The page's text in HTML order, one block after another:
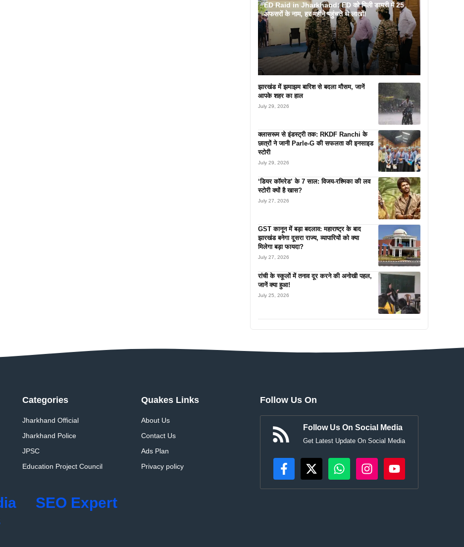
ED Raid in Jharkhand: ED को मिली डायरी में 25
अफसरों के नाम, हर महीने पहुंचते थे लाखों!
झारखंड में झमाझम बारिश से बदला मौसम, जानें
आपके शहर का हाल
July 29, 2026
क्लासरूम से इंडस्ट्री तक: RKDF Ranchi के
छात्रों ने जानी Parle-G की सफलता की इनसाइड
स्टोरी
July 29, 2026
‘डियर कॉमरेड’ के 7 साल: विजय-रश्मिका की लव
स्टोरी क्यों है खास?
July 27, 2026
GST कानून में बड़ा बदलाव: महाराष्ट्र के बाद
झारखंड बनेगा दूसरा राज्य, व्यापारियों को क्या
मिलेगा बड़ा फायदा?
July 27, 2026
रांची के स्कूलों में तनाव दूर करने की अनोखी पहल,
जानें क्या हुआ!
July 25, 2026
Categories
Jharkhand Official
Jharkhand Police
JPSC
Education Project Council
Quakes Links
About Us
Contact Us
Ads Plan
Privacy policy
Follow Us On
Follow Us On Social Media
Get Latest Update On Social Media
SEO Expert